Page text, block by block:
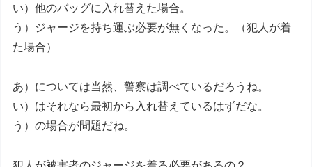
い）他のバッグに入れ替えた場合。
う）ジャージを持ち運ぶ必要が無くなった。（犯人が着
た場合）
あ）については当然、警察は調べているだろうね。
い）はそれなら最初から入れ替えているはずだな。
う）の場合が問題だね。